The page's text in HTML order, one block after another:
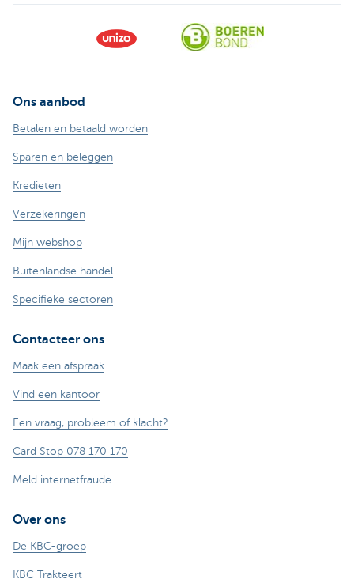
Ons aanbod
Betalen en betaald worden
Sparen en beleggen
Kredieten
Verzekeringen
Mijn webshop
Buitenlandse handel
Specifieke sectoren
Contacteer ons
Maak een afspraak
Vind een kantoor
Een vraag, probleem of klacht?
Card Stop 078 170 170
Meld internetfraude
Over ons
De KBC-groep
KBC Trakteert